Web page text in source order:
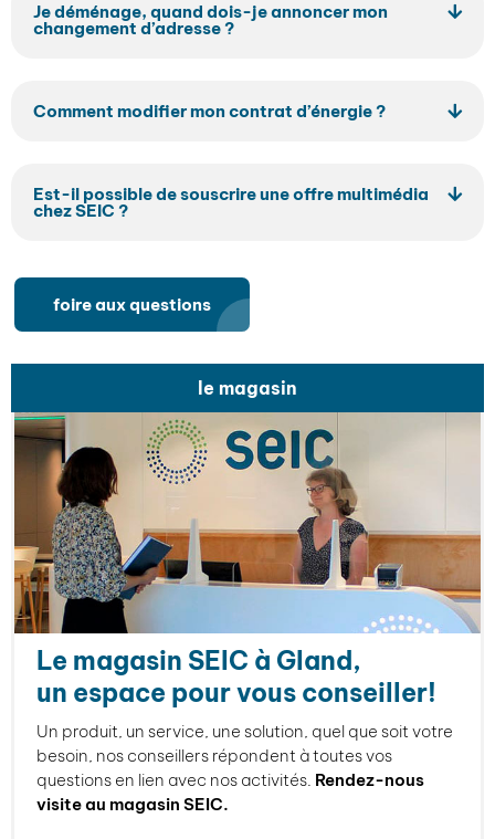
Je déménage, quand dois-je annoncer mon
changement d’adresse ?
Comment modifier mon contrat d’énergie ?
Est-il possible de souscrire une offre multimédia
chez SEIC ?
foire aux questions
le magasin
Le magasin SEIC à Gland,
un espace pour vous conseiller!
Un produit, un service, une solution, quel que soit votre
besoin, nos conseillers répondent à toutes vos
questions en lien avec nos activités. Rendez-nous
visite au magasin SEIC.